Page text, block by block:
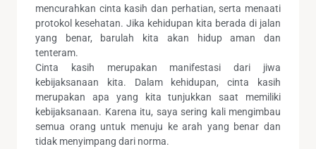
mencurahkan cinta kasih dan perhatian, serta menaati
protokol kesehatan. Jika kehidupan kita berada di jalan
yang benar, barulah kita akan hidup aman dan
tenteram.
Cinta kasih merupakan manifestasi dari jiwa
kebijaksanaan kita. Dalam kehidupan, cinta kasih
merupakan apa yang kita tunjukkan saat memiliki
kebijaksanaan. Karena itu, saya sering kali mengimbau
semua orang untuk menuju ke arah yang benar dan
tidak menyimpang dari norma.